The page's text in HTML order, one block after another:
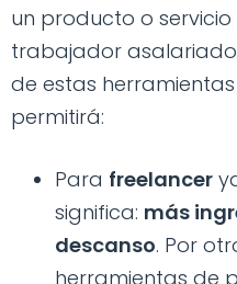
un producto o
trabajador
de estas
permitirá:
Para freelancer
significa: más
descanso. Por
herramientas de